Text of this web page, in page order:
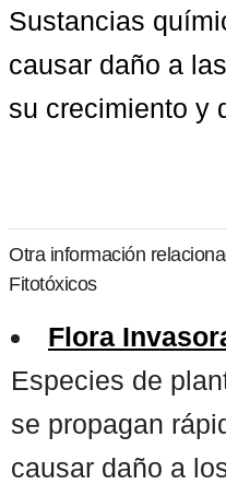
Sustancias
causar daño a
su crecimiento y
Otra información
Fitotóxicos
Flora
Especies de
se propagan
causar daño a